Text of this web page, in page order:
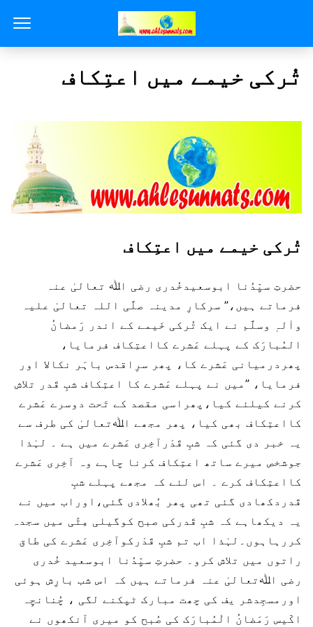
تُرکی خیمے میں اعتِکاف
تُرکی خیمے میں اعتِکاف
حضرتِ سیِّدُنا ابوسعیدخُدری رضی اﷲ تعالیٰ عنہ
فرماتے ہیں،” سرکارِ مدینہ صلَّی اللہ تعالیٰ علیہ
واٰلہٖ وسلَّم نے ایک تُرکی خَیمے کے اندر رَمضانُ
المُبارَک کے پہلے عَشرے کااعتِکاف فرمایا،
پھردرمیانی عَشرے کا، پھر سرِاقدس باہَر نکالا اور
فرمایا، ”میں نے پہلے عَشرے کا اعتِکاف شبِ قَدر تلاش
کرنے کیلئے کیا،پھراسی مقصد کے تَحت دوسرے عَشرے
کااعتِکاف بھی کیا، پھر مجھے اﷲتعالیٰ کی طرف سے
یہ خبر دی گئی کہ شبِ قَدْرآخِری عَشرے میں ہے ۔ لہٰذا
جوشخص میرے ساتھ اعتِکاف کرنا چاہے وہ آخِری عَشرے
کااعتِکاف کرے ۔ اس لئے کہ مجھے پہلے شبِ
قَدردکھادی گئی تھی پھر بُھلادی گئی،اوراب میں نے
یہ دیکھاہے کہ شبِ قَدرکی صبح کوگیلی مِٹّی میں سجدہ
کررہاہوں۔لہٰذا اب تم شبِ قَدْرکوآخِری عَشرے کی طاق
راتوں میں تلاش کرو۔ حضرتِ سیِّدُنا ابوسعید خُدری
رضی اﷲتعالیٰ عنہ فرماتے ہیں کہ اس شب بارِش ہوئی
اورمسجِدشر یف کی چھت مبارک ٹپکنے لگی ، چُنانچِہ
اکّیس رَمَضانُ الْمُبارَک کی صُبح کو میری آنکھوں نے